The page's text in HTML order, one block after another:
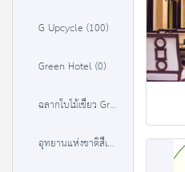
G Upcycle (100)
Green Hotel (0)
ฉลากใบไม้เขียว Green Leaf (0)
อุทยานแห่งชาติสีเขียว (37)